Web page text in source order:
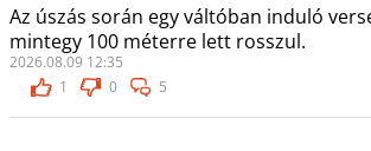
Az úszás során egy váltóban induló
mintegy 100 méterre lett rosszul.
2026.08.09 12:35
1
0 5